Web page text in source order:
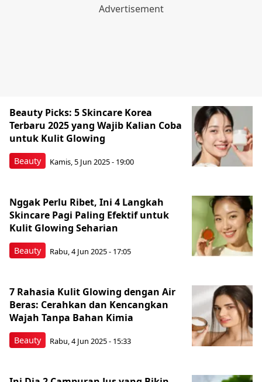
Beauty
Beauty Picks: 5 Skincare Korea
Terbaru 2025 yang Wajib Kalian Coba
untuk Kulit Glowing
Kamis, 5 Jun 2025 - 19:00
Beauty
Nggak Perlu Ribet, Ini 4 Langkah
Skincare Pagi Paling Efektif untuk
Kulit Glowing Seharian
Rabu, 4 Jun 2025 - 17:05
Beauty
7 Rahasia Kulit Glowing dengan Air
Beras: Cerahkan dan Kencangkan
Wajah Tanpa Bahan Kimia
Rabu, 4 Jun 2025 - 15:33